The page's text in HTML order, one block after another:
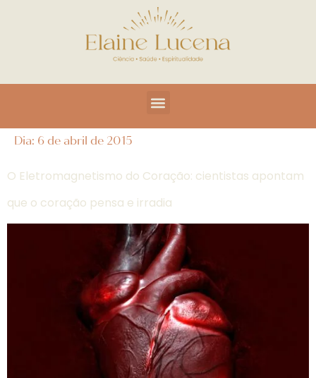
Dia: 6 de abril de 2015
O Eletromagnetismo do Coração: cientistas apontam
que o coração pensa e irradia